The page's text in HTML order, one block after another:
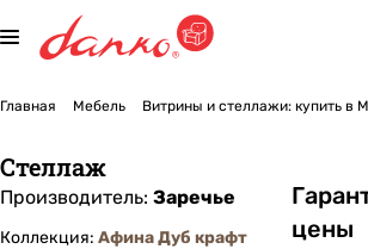
Главная Мебель Витрины и стеллажи: купить в
Стеллаж
Производитель: Заречье
Коллекция: Афина Дуб крафт
Гар
цены